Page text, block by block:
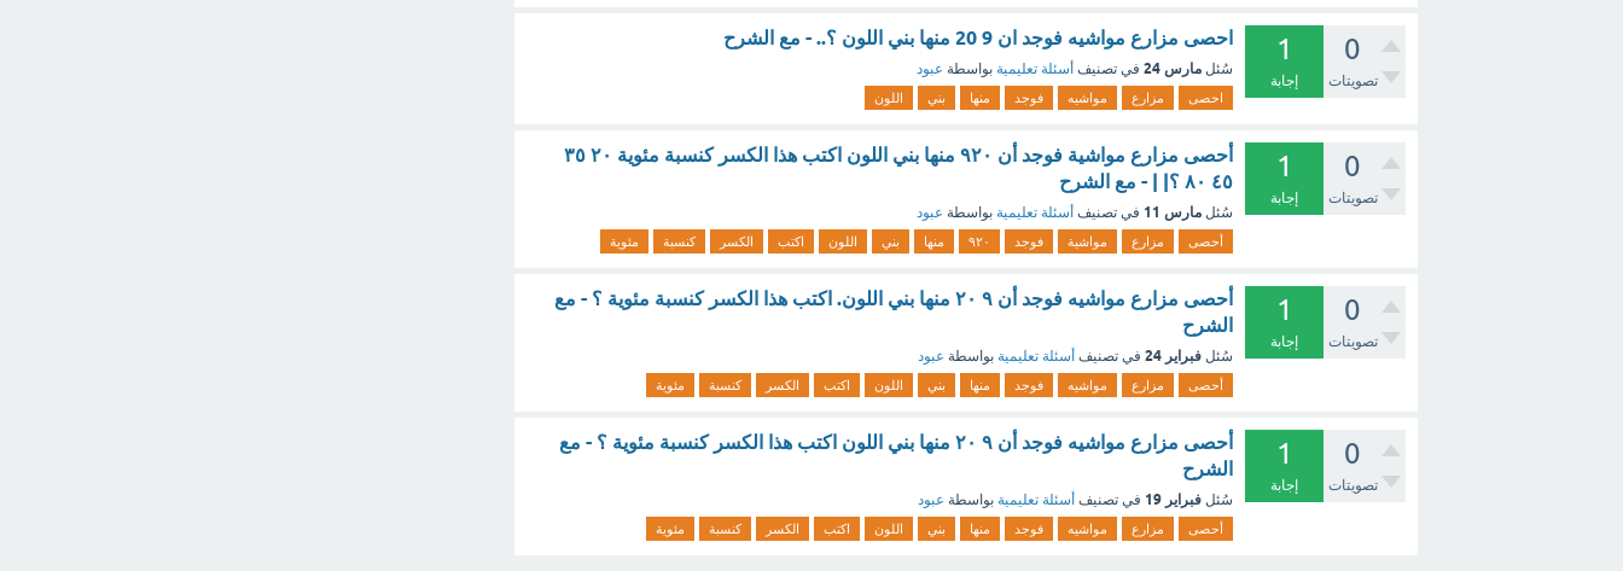
0
تصويتات
1
إجابة
احصى مزارع مواشيه فوجد ان 9 20 منها بني اللون ؟.. - مع الشرح
سُئل مارس 24 في تصنيف أسئلة تعليمية بواسطة عبود
احصى مزارع مواشيه فوجد منها بني اللون
0
تصويتات
1
إجابة
أحصى مزارع مواشية فوجد أن ٩٢٠ منها بني اللون اكتب هذا الكسر كنسبة مئوية ٢٠ ٣٥
٤٥ ٨٠ ؟| | - مع الشرح
سُئل مارس 11 في تصنيف أسئلة تعليمية بواسطة عبود
أحصى مزارع مواشية فوجد ٩٢٠ منها بني اللون اكتب الكسر كنسبة مئوية
0
تصويتات
1
إجابة
أحصى مزارع مواشيه فوجد أن ٩ ٢٠ منها بني اللون. اكتب هذا الكسر كنسبة مئوية ؟ - مع
الشرح
سُئل فبراير 24 في تصنيف أسئلة تعليمية بواسطة عبود
أحصى مزارع مواشيه فوجد منها بني اللون اكتب الكسر كنسبة مئوية
0
تصويتات
1
إجابة
أحصى مزارع مواشيه فوجد أن ٩ ٢٠ منها بني اللون اكتب هذا الكسر كنسبة مئوية ؟ - مع
الشرح
سُئل فبراير 19 في تصنيف أسئلة تعليمية بواسطة عبود
أحصى مزارع مواشيه فوجد منها بني اللون اكتب الكسر كنسبة مئوية